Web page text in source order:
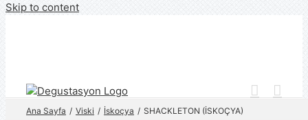
Skip to content
Ana Sayfa Viski İskoçya SHACKLETON (İSKOÇYA)